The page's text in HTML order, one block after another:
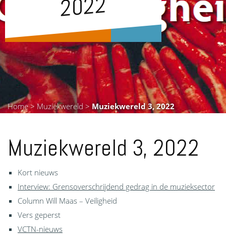
Home>Muziekwereld >Muziekwereld 3, 2022
Muziekwereld 3, 2022
Kort nieuws
Interview: Grensoverschrijdend gedrag in de muzieksector
Column Will Maas – Veiligheid
Vers geperst
VCTN-nieuws